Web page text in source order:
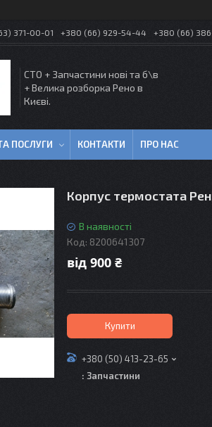
371-00-01 +380 (66) 929-54-44 +380 (66)
СТО + Запчастини нові та б\в
+ Велика розборка Рено в
Києві.
ПОСЛУГИ КОНТАКТИ ПРО НАС
Корпус термостата
В наявності
Код: 8200641307
від 900 ₴
Купити
+380 (50) 413-23-65
: Запчастини